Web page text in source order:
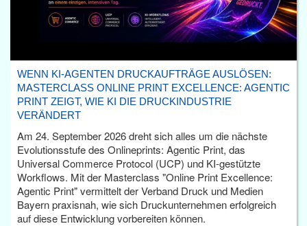
WENN KI-AGENTEN DRUCKAUFTRÄGE AUSLÖSEN:
MASTERCLASS ONLINE PRINT EXCELLENCE: AGENTIC
PRINT ZEIGT, WIE KI DIE DRUCKINDUSTRIE
VERÄNDERT
Am 24. September 2026 dreht sich alles um die nächste
Evolutionsstufe des Onlineprints: Agentic Print, das
Universal Commerce Protocol (UCP) und KI-gestützte
Workflows. Mit der Masterclass "Online Print Excellence:
Agentic Print" vermittelt der Verband Druck und Medien
Bayern praxisnah, wie sich Druckunternehmen erfolgreich
auf diese Entwicklung vorbereiten können.